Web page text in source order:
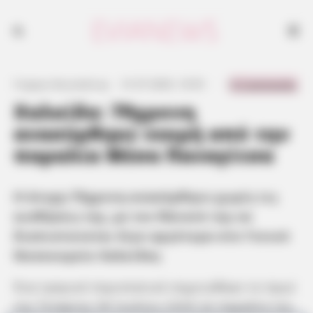
Χαλκίδα: 79χρονη
ανασύρθηκε νεκρή από την
παραλία Μέσα Παναγίτσα
Η άτυχη 79χρονη ανασύρθηκε χωρίς τις
διαπιστώνεται λίγο αργότερα στο Γενικό
της Τετάρτης 30 Ιουλίου 2025 σε παραλία της